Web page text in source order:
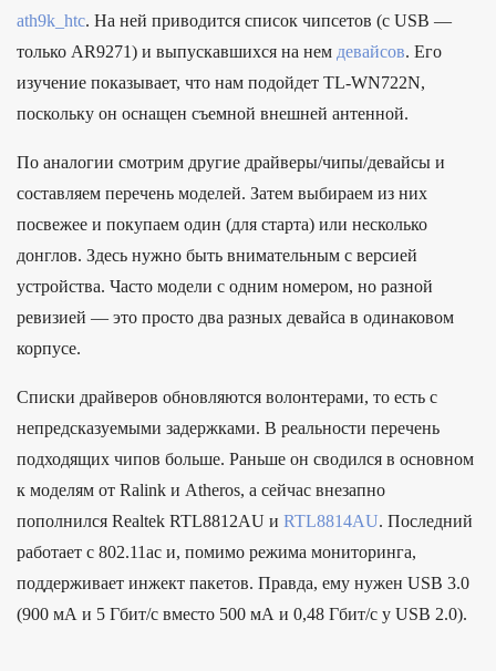
ath9k_htc. На ней приводится список чипсетов (с USB —
только AR9271) и выпускавшихся на нем девайсов. Его
изучение показывает, что нам подойдет TL-WN722N,
поскольку он оснащен съемной внешней антенной.
По аналогии смотрим другие драйверы/чипы/девайсы и
составляем перечень моделей. Затем выбираем из них
посвежее и покупаем один (для старта) или несколько
донглов. Здесь нужно быть внимательным с версией
устройства. Часто модели с одним номером, но разной
ревизией — это просто два разных девайса в одинаковом
корпусе.
Списки драйверов обновляются волонтерами, то есть с
непредсказуемыми задержками. В реальности перечень
подходящих чипов больше. Раньше он сводился в основном
к моделям от Ralink и Atheros, а сейчас внезапно
пополнился Realtek RTL8812AU и RTL8814AU. Последний
работает с 802.11ac и, помимо режима мониторинга,
поддерживает инжект пакетов. Правда, ему нужен USB 3.0
(900 мА и 5 Гбит/с вместо 500 мА и 0,48 Гбит/с у USB 2.0).